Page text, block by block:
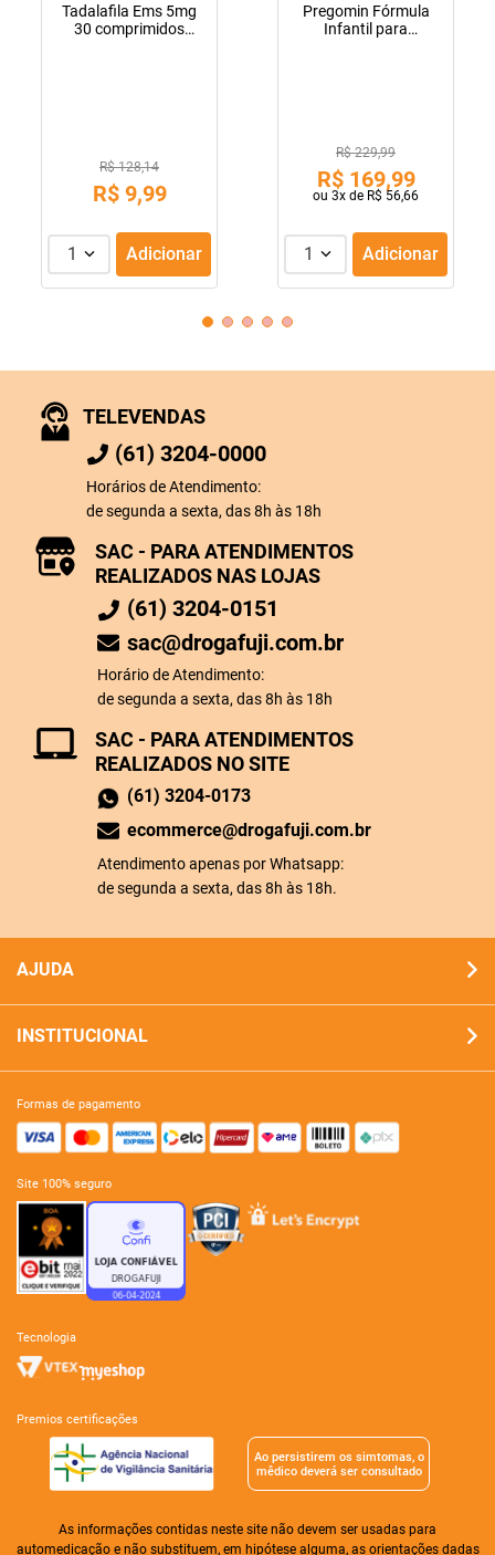
Tadalafila Ems 5mg
30 comprimidos
R$ 128,14
R$ 9,99
1 Adicionar
Pregomin Fórmula
Infantil para
R$ 229,99
R$ 169,99
ou 3x de R$ 56,66
1 Adicionar
TELEVENDAS
(61) 3204-0000
Horários de Atendimento:
de segunda a sexta, das 8h às 18h
SAC - PARA ATENDIMENTOS
REALIZADOS NO SITE
(61) 3204-0173
ecommerce@drogafuji.com.br
Atendimento apenas por Whatsapp:
de segunda a sexta, das 8h às 18h.
SAC - PARA ATENDIMENTOS
REALIZADOS NAS LOJAS
(61) 3204-0151
sac@drogafuji.com.br
Horário de Atendimento:
de segunda a sexta, das 8h às 18h
AJUDA
INSTITUCIONAL
formas de pagamento
site 100% seguro
tecnologia
premios certificações
Ao persistirem os simtomas, o
mêdico deverá ser consultado
As informações contidas neste site não devem ser usadas para
automedicação e não substituem, em hipótese alguma, as orientações dadas